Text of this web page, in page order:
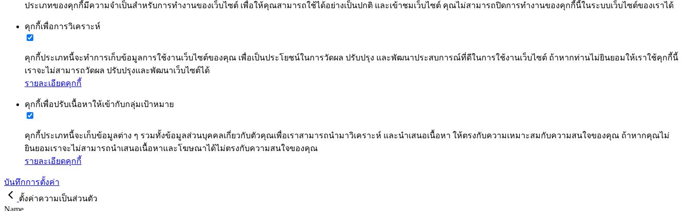
ประเภทของคุกกี้มีความจำเป็นสำหรับการทำงานของเว็บไซต์ เพื่อให้คุณสามารถใช้ได้อย่างเป็นปกติ และเข้าชมเว็บไซต์ คุณไม่สามารถปิดการทำงานของคุกกี้นี้ในระบบเว็บไซต์ของเราได้
คุกกี้เพื่อการวิเคราะห์
คุกกี้ประเภทนี้จะทำการเก็บข้อมูลการใช้งานเว็บไซต์ของคุณ เพื่อเป็นประโยชน์ในการวัดผล ปรับปรุง และพัฒนาประสบการณ์ที่ดีในการใช้งานเว็บไซต์ ถ้าหากท่านไม่ยินยอมให้เราใช้คุกกี้นี้
เราจะไม่สามารถวัดผล ปรับปรุงและพัฒนาเว็บไซต์ได้
รายละเอียดคุกกี้
คุกกี้เพื่อปรับเนื้อหาให้เข้ากับกลุ่มเป้าหมาย
คุกกี้ประเภทนี้จะเก็บข้อมูลต่าง ๆ รวมทั้งข้อมูลส่วนบุคคลเกี่ยวกับตัวคุณเพื่อเราสามารถนำมาวิเคราะห์ และนำเสนอเนื้อหา ให้ตรงกับความเหมาะสมกับความสนใจของคุณ ถ้าหากคุณไม่
ยินยอมเราจะไม่สามารถนำเสนอเนื้อหาและโฆษณาได้ไม่ตรงกับความสนใจของคุณ
รายละเอียดคุกกี้
บันทึกการตั้งค่า
ตั้งค่าความเป็นส่วนตัว